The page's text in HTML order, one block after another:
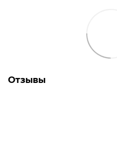
Отзывы